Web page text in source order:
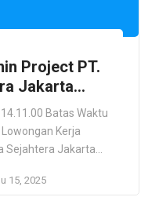
Project PT.
Jakarta
Batas Waktu
Kerja
Sejahtera Jakarta
Barat, Jawa Barat,
15, 2025